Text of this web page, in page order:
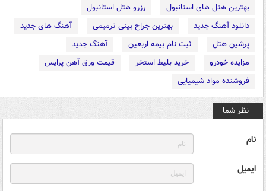
بهترین هتل های استانبول
رزرو هتل استانبول
دانلود آهنگ جدید
بهترین جراح بینی ترمیمی
آهنگ های جدید
پرشین هتل
ثبت نام بیمه اربعین
آهنگ جدید
مزایده خودرو
خرید بلیط استخر
قیمت ورق آهن پرایس
فروشنده مواد شیمیایی
نظر شما
نام
ایمیل